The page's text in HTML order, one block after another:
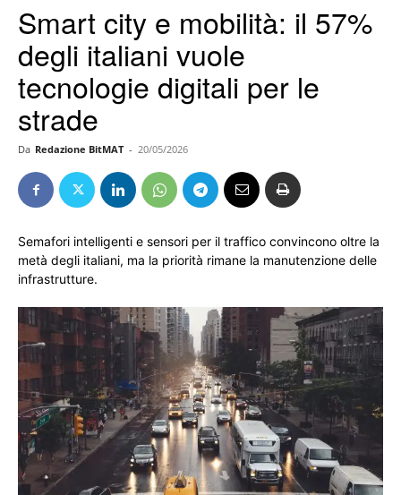
Smart city e mobilità: il 57%
degli italiani vuole
tecnologie digitali per le
strade
Da Redazione BitMAT - 20/05/2026
Semafori intelligenti e sensori per il traffico convincono oltre la
metà degli italiani, ma la priorità rimane la manutenzione delle
infrastrutture.